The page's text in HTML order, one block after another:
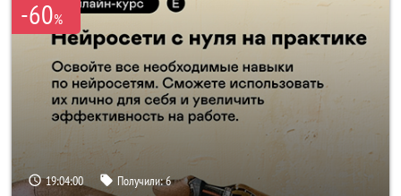
-60%
19:03:59 Получили:6